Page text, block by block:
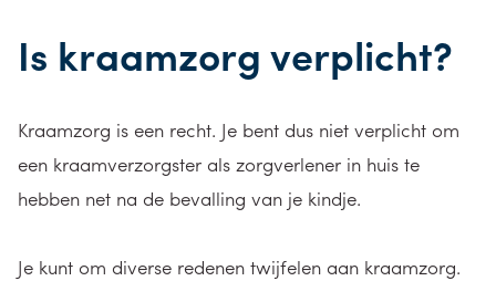
Is kraamzorg verplicht?
Kraamzorg is een recht. Je bent dus niet verplicht om
een kraamverzorgster als zorgverlener in huis te
hebben net na de bevalling van je kindje.
Je kunt om diverse redenen twijfelen aan kraamzorg.